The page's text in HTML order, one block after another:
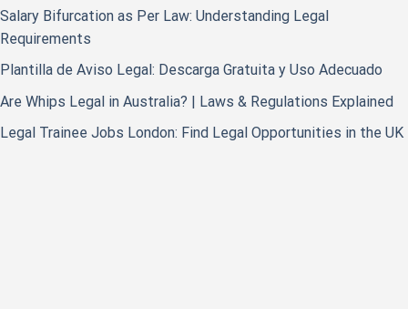
Salary Bifurcation as Per Law: Understanding Legal
Requirements
Plantilla de Aviso Legal: Descarga Gratuita y Uso Adecuado
Are Whips Legal in Australia? | Laws & Regulations Explained
Legal Trainee Jobs London: Find Legal Opportunities in the UK